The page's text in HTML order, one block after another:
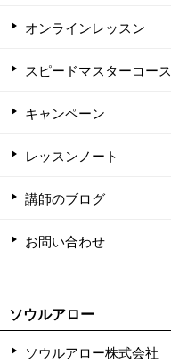
オンラインレッスン
スピードマスターコース
キャンペーン
レッスンノート
講師のブログ
お問い合わせ
ソウルアロー
ソウルアロー株式会社